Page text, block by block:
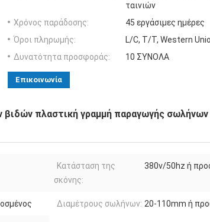
ταινιών
Χρόνος παράδοσης:
45 εργάσιμες ημέρες
Όροι πληρωμής:
L/C, T/T, Western
Δυνατότητα προσφοράς:
10 ΣΥΝΟΛΑ
Επικοινωνία
βιδών πλαστική γραμμή παραγωγής σωλήνων
Κατάσταση της
σκόνης:
380v/50hz ή
Διαμέτρους σωλήνων: 20-110mm ή